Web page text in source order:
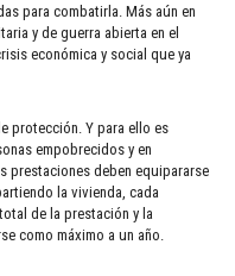
para combatirla. Más aún en
y de guerra abierta en el
económica y social que ya
protección. Y para ello es
empobrecidos y en
prestaciones deben equipararse
la vivienda, cada
de la prestación y la
como máximo a un año.